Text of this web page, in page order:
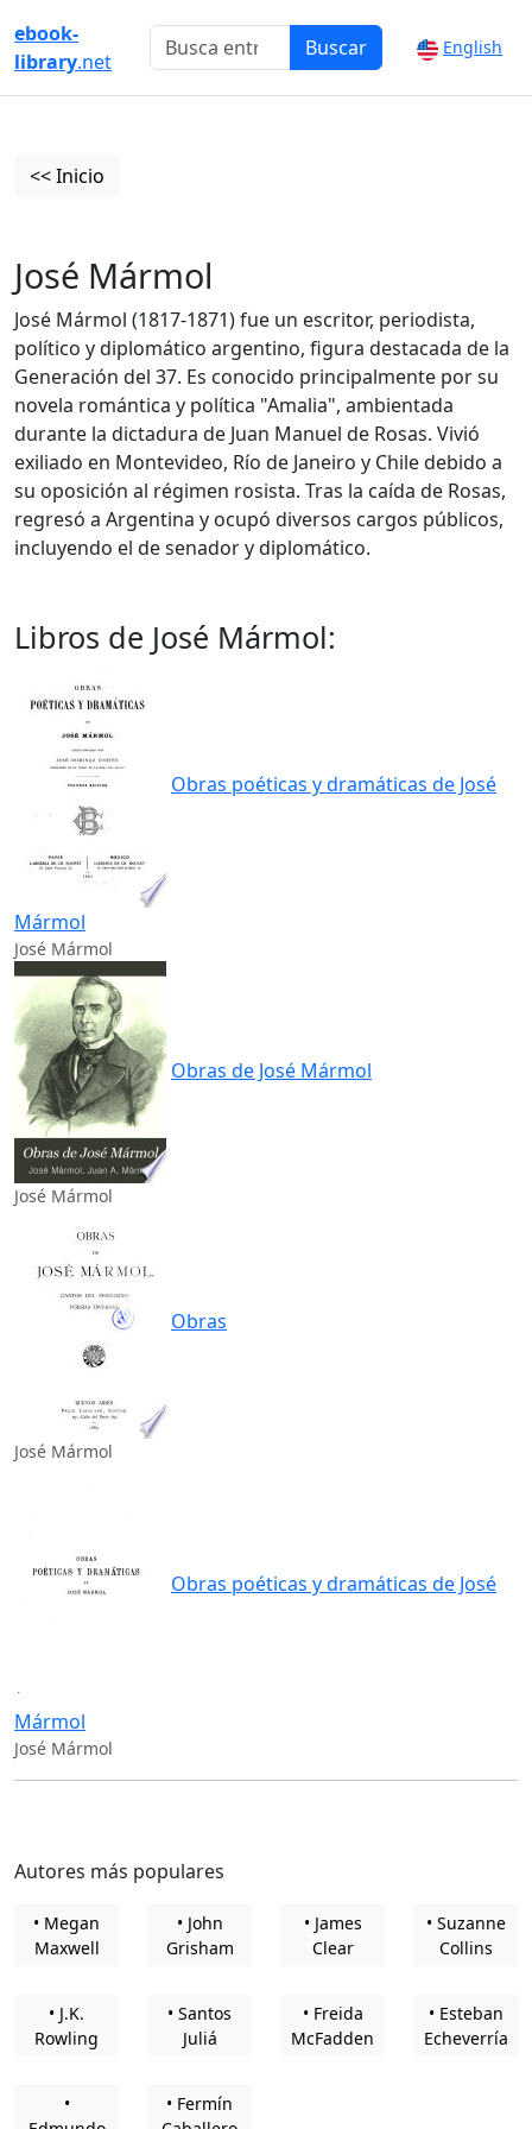
ebook-
library.net
Buscar English
<< Inicio
José Mármol
José Mármol (1817-1871) fue un escritor, periodista,
político y diplomático argentino, figura destacada de la
Generación del 37. Es conocido principalmente por su
novela romántica y política "Amalia", ambientada
durante la dictadura de Juan Manuel de Rosas. Vivió
exiliado en Montevideo, Río de Janeiro y Chile debido a
su oposición al régimen rosista. Tras la caída de Rosas,
regresó a Argentina y ocupó diversos cargos públicos,
incluyendo el de senador y diplomático.
Libros de José Mármol:
Obras poéticas y dramáticas de José
Mármol
José Mármol
Obras de José Mármol
José Mármol
Obras
José Mármol
Obras poéticas y dramáticas de José
Mármol
José Mármol
Autores más populares
• Megan
Maxwell
• John
Grisham
• James
Clear
• Suzanne
Collins
• J.K.
Rowling
• Santos
Juliá
• Freida
McFadden
• Esteban
Echeverría
•
• Fermín